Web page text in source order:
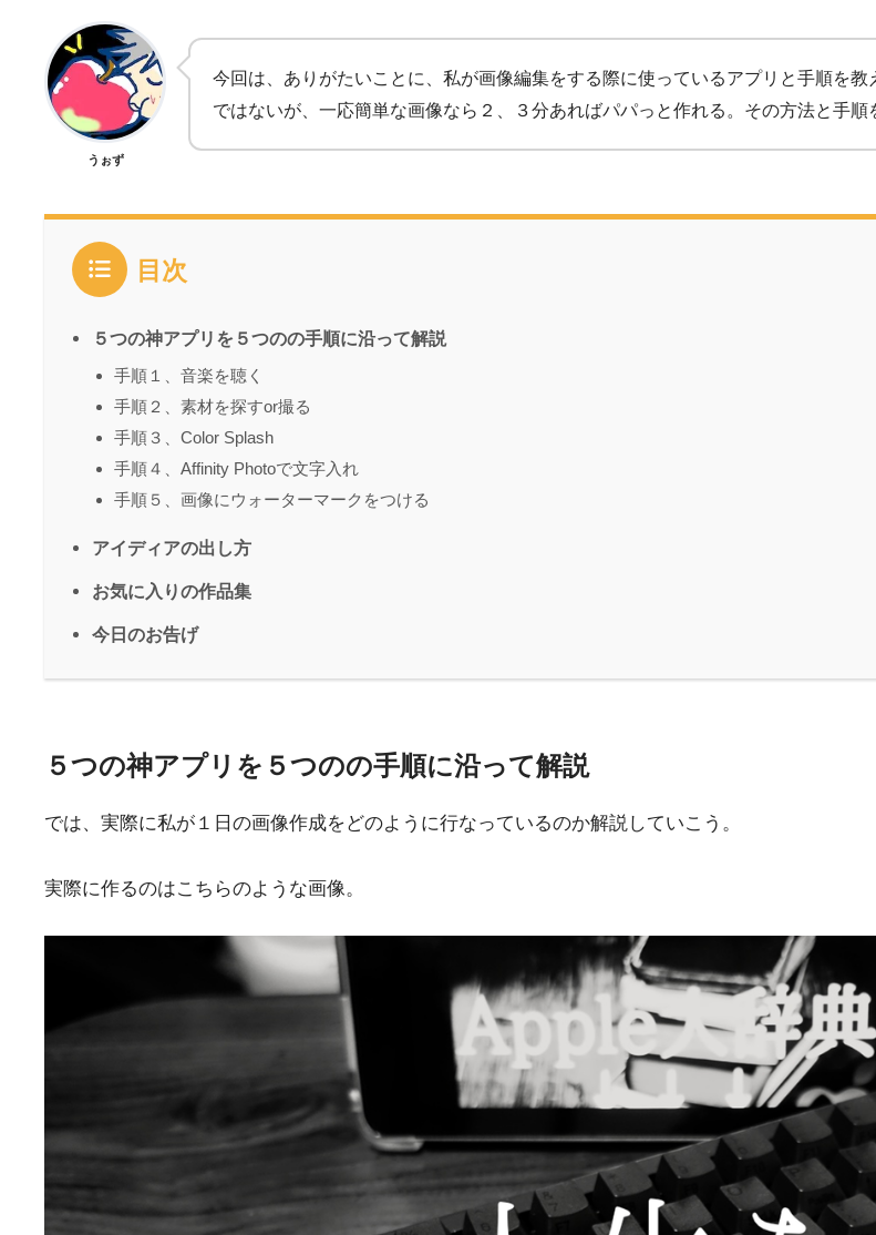
うぉず
今回は、ありがたいことに、私が画像編集をする際に使っているアプリと手順を
ではないが、一応簡単な画像なら２、３分あればパパっと作れる。その方法と手
目次
５つの神アプリを５つのの手順に沿って解説
手順１、音楽を聴く
手順２、素材を探すor撮る
手順３、Color Splash
手順４、Affinity Photoで文字入れ
手順５、画像にウォーターマークをつける
アイディアの出し方
お気に入りの作品集
今日のお告げ
５つの神アプリを５つのの手順に沿って解説
では、実際に私が１日の画像作成をどのように行なっているのか解説していこう。
実際に作るのはこちらのような画像。